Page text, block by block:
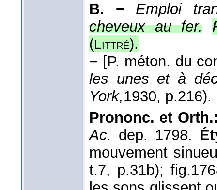
B. −
Emploi
cheveux au fer.
(Littré).
− [P. méton. du
les unes et à
York,1930, p.216).
Prononc. et
Ac. dep. 1798.
mouvement
t.7, p.31b);